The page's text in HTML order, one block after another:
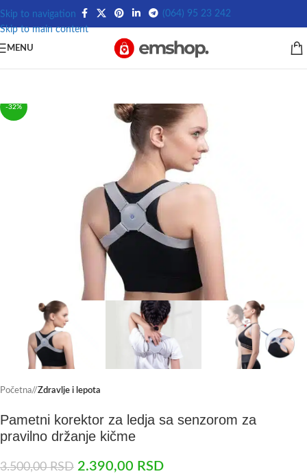
Skip to navigation
Skip to main content
(064) 95 23 242
MENU
-32%
Početna/ Zdravlje i lepota
Pametni korektor za ledja sa senzorom za
pravilno držanje kičme
3.500,00RSD 2.390,00 RSD